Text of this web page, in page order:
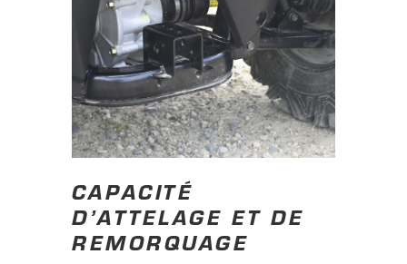
CAPACITÉ
D’ATTELAGE ET DE
REMORQUAGE